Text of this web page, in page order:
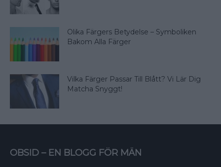
Olika Färgers Betydelse – Symboliken
Bakom Alla Färger
Vilka Färger Passar Till Blått? Vi Lär Dig
Matcha Snyggt!
OBSID – EN BLOGG FÖR MÄN